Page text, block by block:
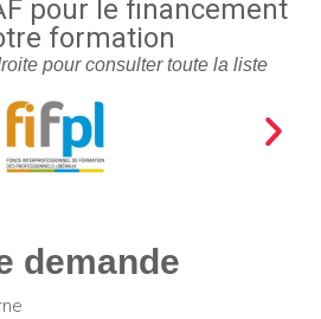
pour le financement
formation
pour consulter toute la liste
demande